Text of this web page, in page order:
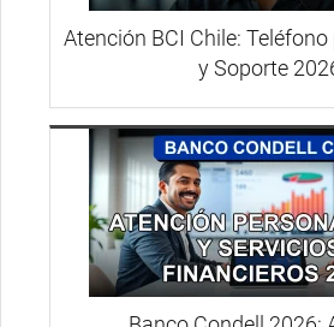
Atención BCI Chile:
y Soporte